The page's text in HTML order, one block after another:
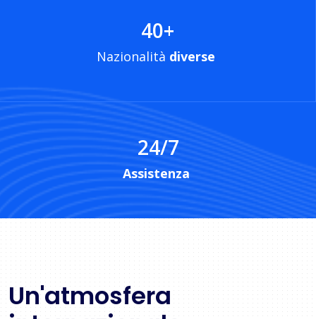
Nazionalità diverse
40+
Assistenza
24/7
Un'atmosfera